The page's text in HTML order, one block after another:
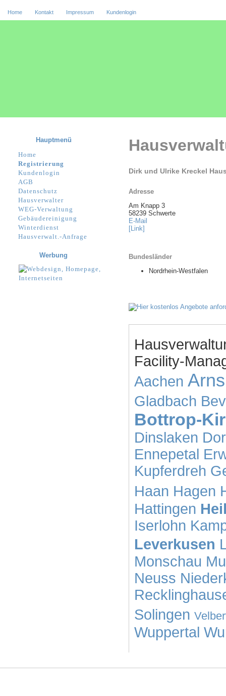
Home Kontakt Impressum Kundenlogin
Dirk und Ulrike Kreckel
Adresse
Am Knapp 3
58239 Schwerte
E-Mail
[Link]
Bundesländer
Nordrhein-Westfalen
Facility-
Aachen
Gladbach
Bottrop-
Dinslaken
Ennepetal
Kupferdreh
Haan Hagen
Hattingen
Iserlohn
Leverkusen
Monschau
Neuss
Solingen
Wuppertal
Hauptmenü
Home
Registrierung
Kundenlogin
AGB
Datenschutz
Hausverwalter
WEG-Verwaltung
Gebäudereinigung
Winterdienst
Hausverwalt.-Anfrage
Werbung